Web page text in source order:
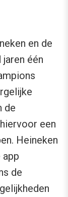
en de
één
de
een
Heineken
app
de